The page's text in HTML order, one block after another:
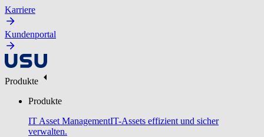
Karriere
Kundenportal
Produkte
Produkte
IT Asset ManagementIT-Assets effizient und sicher
verwalten.